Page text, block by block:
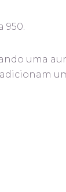
950.
uma